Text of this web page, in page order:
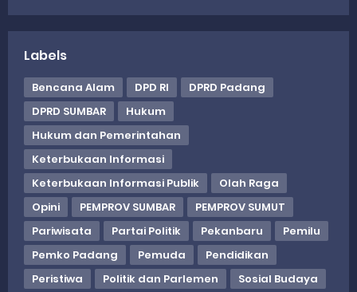
Labels
Bencana Alam DPD RI
DPRD Padang
DPRD SUMBAR
Hukum
Hukum dan Pemerintahan
Keterbukaan Informasi
Keterbukaan Informasi Publik
Olah Raga
Opini
PEMPROV SUMBAR
PEMPROV SUMUT
Pariwisata
Partai Politik Pekanbaru
Pemilu
Pemko Padang
Pemuda
Pendidikan
Peristiwa
Politik dan Parlemen
Sosial Budaya